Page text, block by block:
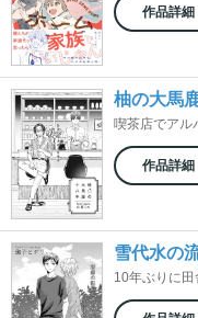
作品詳細
柚の大馬
喫茶店でアル
作品詳細
雪代水の
10年ぶりに